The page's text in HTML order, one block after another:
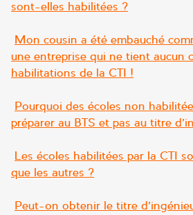
sont-elles habilitées ?
Mon cousin a été embauché
une entreprise qui ne tient aucun
habilitations de la CTI !
Pourquoi des écoles non
préparer au BTS et pas au titre
Les écoles habilitées par la CTI
que les autres ?
Peut-on obtenir le titre